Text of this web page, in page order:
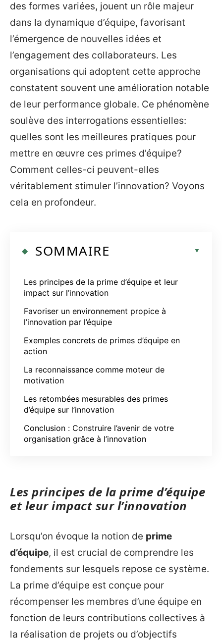
des formes variées, jouent un rôle majeur
dans la dynamique d’équipe, favorisant
l’émergence de nouvelles idées et
l’engagement des collaborateurs. Les
organisations qui adoptent cette approche
constatent souvent une amélioration notable
de leur performance globale. Ce phénomène
soulève des interrogations essentielles:
quelles sont les meilleures pratiques pour
mettre en œuvre ces primes d’équipe?
Comment celles-ci peuvent-elles
véritablement stimuler l’innovation? Voyons
cela en profondeur.
SOMMAIRE
Les principes de la prime d’équipe et leur
impact sur l’innovation
Favoriser un environnement propice à
l’innovation par l’équipe
Exemples concrets de primes d’équipe en
action
La reconnaissance comme moteur de
motivation
Les retombées mesurables des primes
d’équipe sur l’innovation
Conclusion : Construire l’avenir de votre
organisation grâce à l’innovation
Les principes de la prime d’équipe
et leur impact sur l’innovation
Lorsqu’on évoque la notion de prime
d’équipe, il est crucial de comprendre les
fondements sur lesquels repose ce système.
La prime d’équipe est conçue pour
récompenser les membres d’une équipe en
fonction de leurs contributions collectives à
la réalisation de projets ou d’objectifs